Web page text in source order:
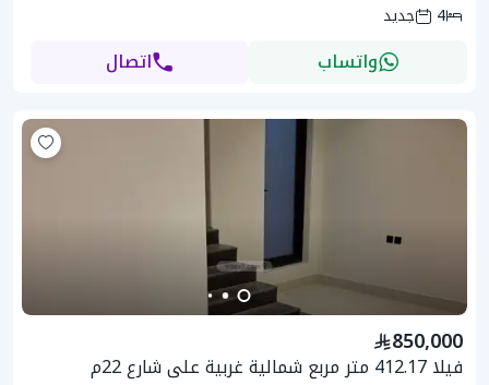
4
جديد
واتساب اتصال
850,000
فيلا 412.17 متر مربع شمالية غربية على شارع 22م